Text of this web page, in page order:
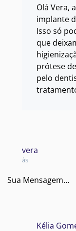
Olá Vera,
implante
Isso só
que
prótese
pelo
vera
às
Sua Mensagem…
Kélia